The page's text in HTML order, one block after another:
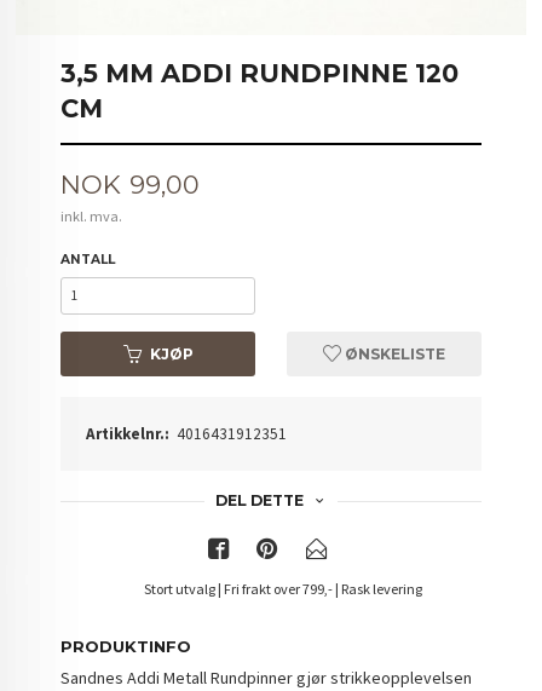
3,5 MM ADDI RUNDPINNE 120
CM
Pris
NOK 99,00
inkl. mva.
ANTALL
KJØP ØNSKELISTE
Artikkelnr.: 4016431912351
DEL DETTE
Stort utvalg | Fri frakt over 799,- | Rask levering
PRODUKTINFO
Sandnes Addi Metall Rundpinner gjør strikkeopplevelsen